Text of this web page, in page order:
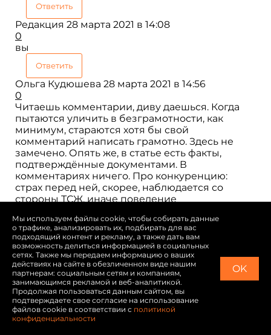
Ответить
Редакция 28 марта 2021 в 14:08
0
вы
Ответить
Ольга Кудюшева 28 марта 2021 в 14:56
0
Читаешь комментарии, диву даешься. Когда
пытаются уличить в безграмотности, как
минимум, стараются хотя бы свой
комментарий написать грамотно. Здесь не
замечено. Опять же, в статье есть факты,
подтверждённые документами. В
комментариях ничего. Про конкуренцию:
страх перед ней, скорее, наблюдается со
стороны ТСЖ, иначе поведение
госпожа Кляченкова осведомлена и знает, как
зовут журналиста. Из чего вывод: общалась
(что подтверждает косвенно, журналист не
стремился излагать материал односторонне).
Пишет: «предложение о встрече в силе»,
значит звонила (сама или ее доверенные),
значит есть номер, но раз до сих пор встречи
не было, вывод: или ей и Ко не интересно, или
ей и Ко страшно, ведь журналист может и
больше раскопать неприглядного, журналиста
Мы используем файлы cookie, чтобы собирать данные
о трафике, анализировать их, подбирать для вас
подходящий контент и рекламу, а также дать вам
возможность делиться информацией в социальных
сетях. Также мы передаем информацию о ваших
действиях на сайте в обезличенном виде нашим
партнерам: социальным сетям и компаниям,
занимающимся рекламой и веб-аналитикой.
Продолжая пользоваться данным сайтом, вы
подтверждаете свое согласие на использование
файлов cookie в соответствии с политикой
конфиденциальности
OK